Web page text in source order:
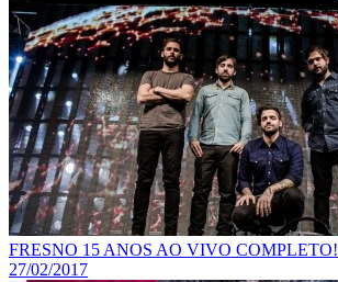
FRESNO 15 ANOS AO VIVO COMPLETO!
27/02/2017